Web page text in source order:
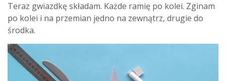
Teraz gwiazdkę składam. Każde ramię po kolei. Zginam
po kolei i na przemian jedno na zewnątrz, drugie do
środka.